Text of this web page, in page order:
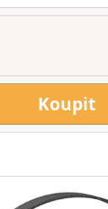
Koupit